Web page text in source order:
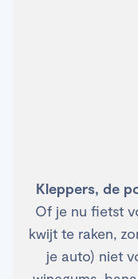
Kleppers, de
Of je nu fietst
kwijt te raken,
je auto) niet